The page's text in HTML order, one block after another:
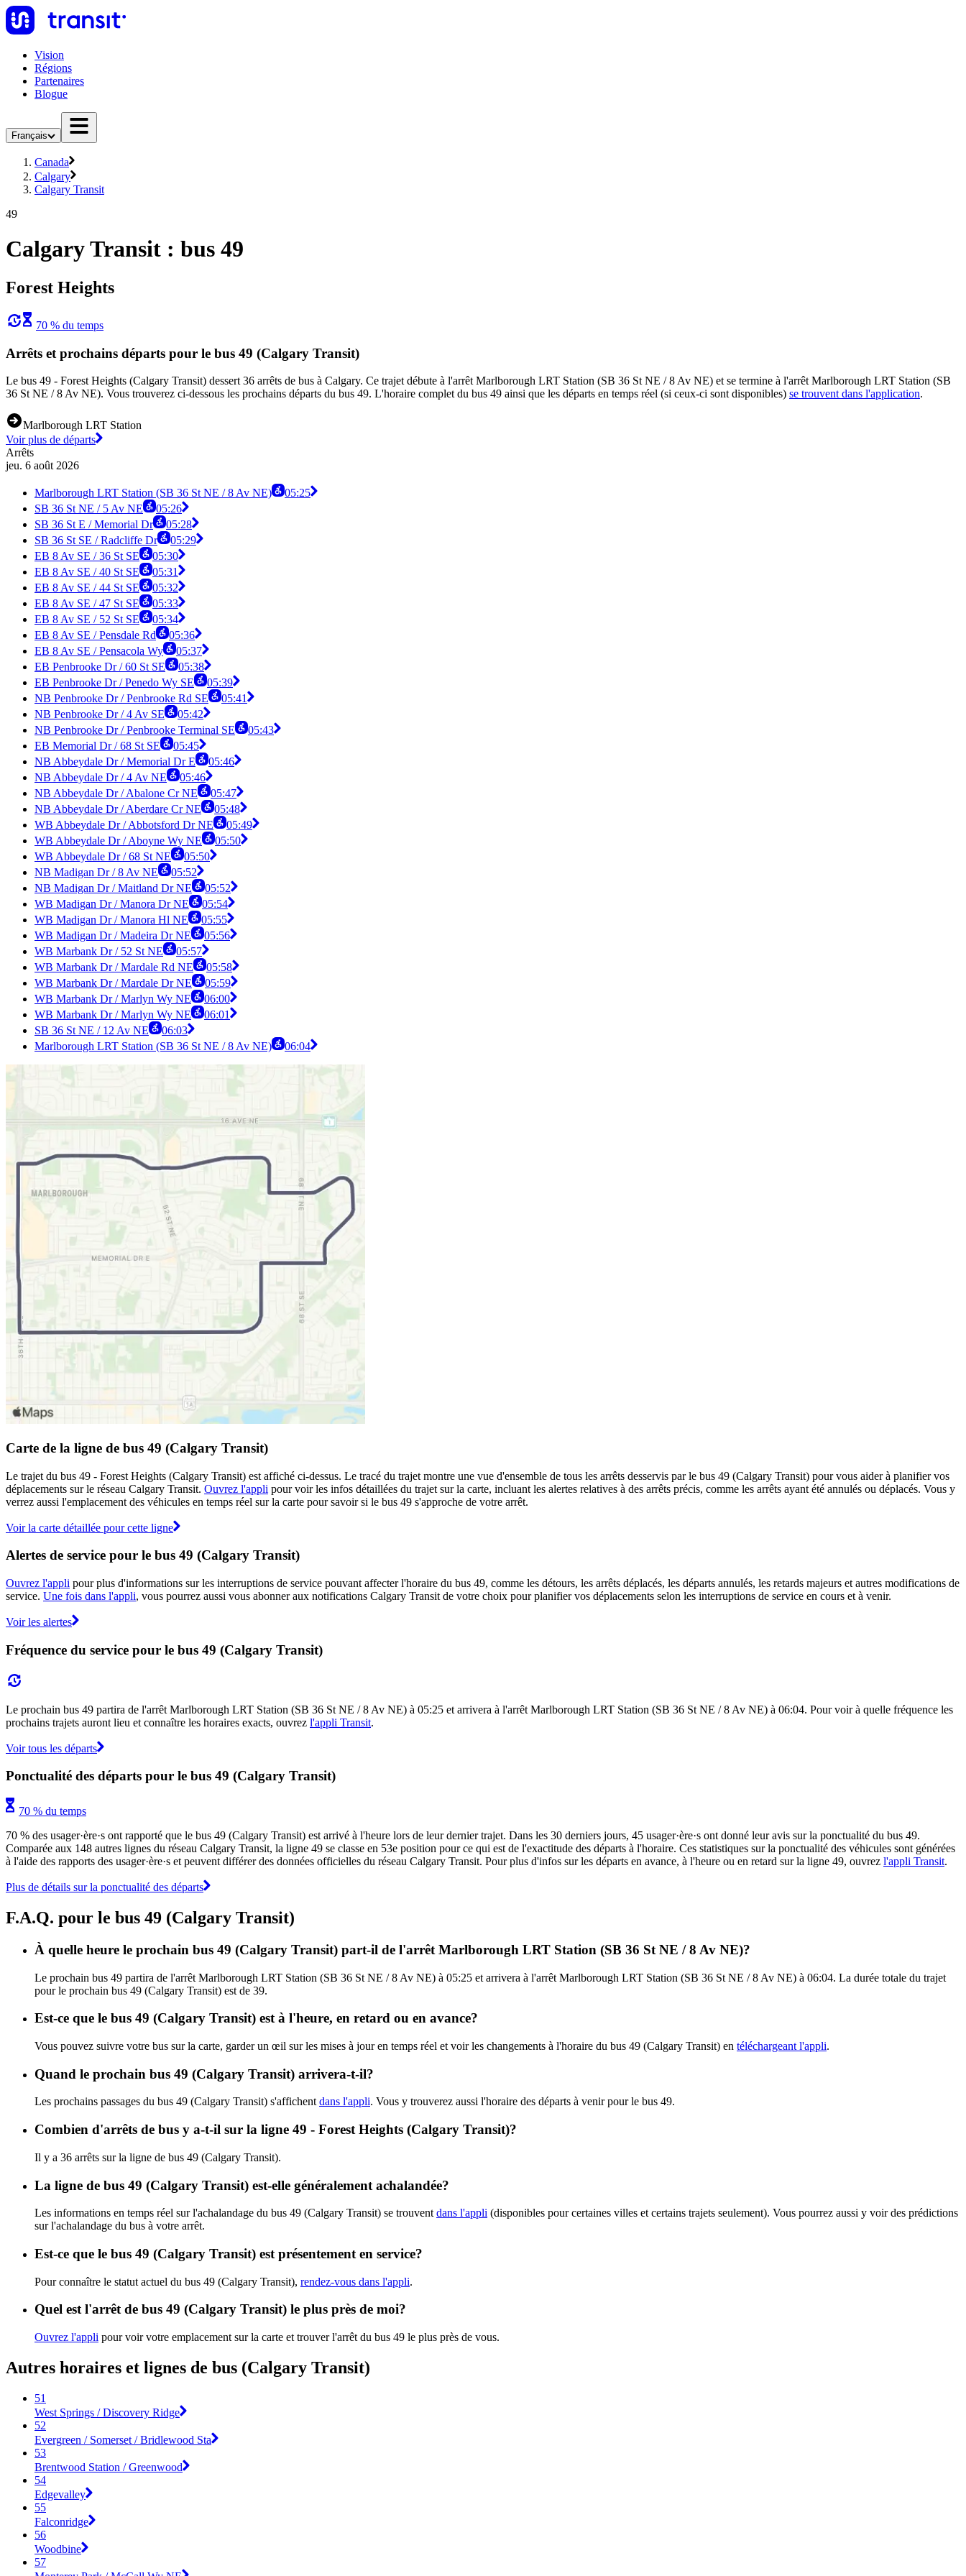
Vision
Régions
Partenaires
Blogue
Français
Canada
Calgary
Calgary Transit
49
Calgary Transit : bus 49
Forest Heights
70 % du temps
Arrêts et prochains départs pour le bus 49 (Calgary Transit)
Le bus 49 - Forest Heights (Calgary Transit) dessert 36 arrêts de bus à Calgary. Ce trajet débute à l'arrêt Marlborough LRT Station (SB 36 St NE / 8 Av NE) et se termine à l'arrêt Marlborough LRT Station (SB
36 St NE / 8 Av NE). Vous trouverez ci-dessous les prochains départs du bus 49. L'horaire complet du bus 49 ainsi que les départs en temps réel (si ceux-ci sont disponibles) se trouvent dans l'application.
Marlborough LRT Station
Voir plus de départs
Arrêts
jeu. 6 août 2026
Marlborough LRT Station (SB 36 St NE / 8 Av NE)
05:25
SB 36 St NE / 5 Av NE
05:26
SB 36 St E / Memorial Dr
05:28
SB 36 St SE / Radcliffe Dr
05:29
EB 8 Av SE / 36 St SE
05:30
EB 8 Av SE / 40 St SE
05:31
EB 8 Av SE / 44 St SE
05:32
EB 8 Av SE / 47 St SE
05:33
EB 8 Av SE / 52 St SE
05:34
EB 8 Av SE / Pensdale Rd
05:36
EB 8 Av SE / Pensacola Wy
05:37
EB Penbrooke Dr / 60 St SE
05:38
EB Penbrooke Dr / Penedo Wy SE
05:39
NB Penbrooke Dr / Penbrooke Rd SE
05:41
NB Penbrooke Dr / 4 Av SE
05:42
NB Penbrooke Dr / Penbrooke Terminal SE
05:43
EB Memorial Dr / 68 St SE
05:45
NB Abbeydale Dr / Memorial Dr E
05:46
NB Abbeydale Dr / 4 Av NE
05:46
NB Abbeydale Dr / Abalone Cr NE
05:47
NB Abbeydale Dr / Aberdare Cr NE
05:48
WB Abbeydale Dr / Abbotsford Dr NE
05:49
WB Abbeydale Dr / Aboyne Wy NE
05:50
WB Abbeydale Dr / 68 St NE
05:50
NB Madigan Dr / 8 Av NE
05:52
NB Madigan Dr / Maitland Dr NE
05:52
WB Madigan Dr / Manora Dr NE
05:54
WB Madigan Dr / Manora Hl NE
05:55
WB Madigan Dr / Madeira Dr NE
05:56
WB Marbank Dr / 52 St NE
05:57
WB Marbank Dr / Mardale Rd NE
05:58
WB Marbank Dr / Mardale Dr NE
05:59
WB Marbank Dr / Marlyn Wy NE
06:00
WB Marbank Dr / Marlyn Wy NE
06:01
SB 36 St NE / 12 Av NE
06:03
Marlborough LRT Station (SB 36 St NE / 8 Av NE)
06:04
Carte de la ligne de bus 49 (Calgary Transit)
Le trajet du bus 49 - Forest Heights (Calgary Transit) est affiché ci-dessus. Le tracé du trajet montre une vue d'ensemble de tous les arrêts desservis par le bus 49 (Calgary Transit) pour vous aider à planifier vos
déplacements sur le réseau Calgary Transit. Ouvrez l'appli pour voir les infos détaillées du trajet sur la carte, incluant les alertes relatives à des arrêts précis, comme les arrêts ayant été annulés ou déplacés. Vous y
verrez aussi l'emplacement des véhicules en temps réel sur la carte pour savoir si le bus 49 s'approche de votre arrêt.
Voir la carte détaillée pour cette ligne
Alertes de service pour le bus 49 (Calgary Transit)
Ouvrez l'appli pour plus d'informations sur les interruptions de service pouvant affecter l'horaire du bus 49, comme les détours, les arrêts déplacés, les départs annulés, les retards majeurs et autres modifications de
service. Une fois dans l'appli, vous pourrez aussi vous abonner aux notifications Calgary Transit de votre choix pour planifier vos déplacements selon les interruptions de service en cours et à venir.
Voir les alertes
Fréquence du service pour le bus 49 (Calgary Transit)
Le prochain bus 49 partira de l'arrêt Marlborough LRT Station (SB 36 St NE / 8 Av NE) à 05:25 et arrivera à l'arrêt Marlborough LRT Station (SB 36 St NE / 8 Av NE) à 06:04. Pour voir à quelle fréquence les
prochains trajets auront lieu et connaître les horaires exacts, ouvrez l'appli Transit.
Voir tous les départs
Ponctualité des départs pour le bus 49 (Calgary Transit)
70 % du temps
70 % des usager·ère·s ont rapporté que le bus 49 (Calgary Transit) est arrivé à l'heure lors de leur dernier trajet. Dans les 30 derniers jours, 45 usager·ère·s ont donné leur avis sur la ponctualité du bus 49.
Comparée aux 148 autres lignes du réseau Calgary Transit, la ligne 49 se classe en 53e position pour ce qui est de l'exactitude des départs à l'horaire. Ces statistiques sur la ponctualité des véhicules sont générées
à l'aide des rapports des usager·ère·s et peuvent différer des données officielles du réseau Calgary Transit. Pour plus d'infos sur les départs en avance, à l'heure ou en retard sur la ligne 49, ouvrez l'appli Transit.
Plus de détails sur la ponctualité des départs
F.A.Q. pour le bus 49 (Calgary Transit)
À quelle heure le prochain bus 49 (Calgary Transit) part-il de l'arrêt Marlborough LRT Station (SB 36 St NE / 8 Av NE)?
Le prochain bus 49 partira de l'arrêt Marlborough LRT Station (SB 36 St NE / 8 Av NE) à 05:25 et arrivera à l'arrêt Marlborough LRT Station (SB 36 St NE / 8 Av NE) à 06:04. La durée totale du trajet
pour le prochain bus 49 (Calgary Transit) est de 39.
Est-ce que le bus 49 (Calgary Transit) est à l'heure, en retard ou en avance?
Vous pouvez suivre votre bus sur la carte, garder un œil sur les mises à jour en temps réel et voir les changements à l'horaire du bus 49 (Calgary Transit) en téléchargeant l'appli.
Quand le prochain bus 49 (Calgary Transit) arrivera-t-il?
Les prochains passages du bus 49 (Calgary Transit) s'affichent dans l'appli. Vous y trouverez aussi l'horaire des départs à venir pour le bus 49.
Combien d'arrêts de bus y a-t-il sur la ligne 49 - Forest Heights (Calgary Transit)?
Il y a 36 arrêts sur la ligne de bus 49 (Calgary Transit).
La ligne de bus 49 (Calgary Transit) est-elle généralement achalandée?
Les informations en temps réel sur l'achalandage du bus 49 (Calgary Transit) se trouvent dans l'appli (disponibles pour certaines villes et certains trajets seulement). Vous pourrez aussi y voir des prédictions
sur l'achalandage du bus à votre arrêt.
Est-ce que le bus 49 (Calgary Transit) est présentement en service?
Pour connaître le statut actuel du bus 49 (Calgary Transit), rendez-vous dans l'appli.
Quel est l'arrêt de bus 49 (Calgary Transit) le plus près de moi?
Ouvrez l'appli pour voir votre emplacement sur la carte et trouver l'arrêt du bus 49 le plus près de vous.
Autres horaires et lignes de bus (Calgary Transit)
51
West Springs / Discovery Ridge
52
Evergreen / Somerset / Bridlewood Sta
53
Brentwood Station / Greenwood
54
Edgevalley
55
Falconridge
56
Woodbine
57